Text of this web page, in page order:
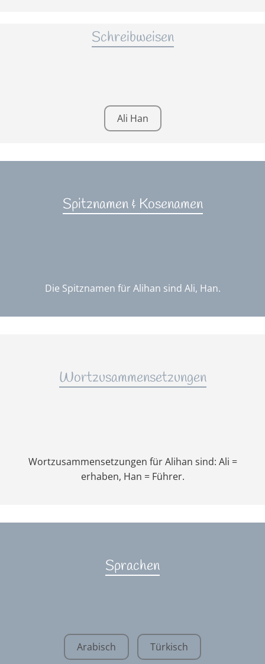
Schreibweisen
Ali Han
Spitznamen & Kosenamen
Die Spitznamen für Alihan sind Ali, Han.
Wortzusammensetzungen
Wortzusammensetzungen für Alihan sind: Ali =
erhaben, Han = Führer.
Sprachen
Arabisch Türkisch